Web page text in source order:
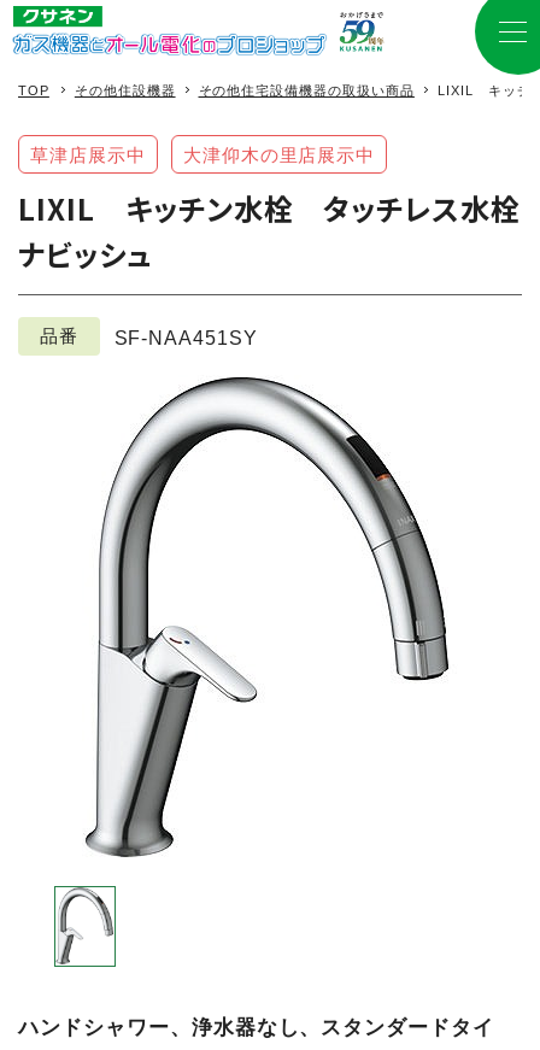
TOP その他住設機器 その他住宅設備機器の取扱い商品 LIXIL キッチ
草津店展示中 大津仰木の里店展示中
LIXIL キッチン水栓 タッチレス水栓
ナビッシュ
品番 SF-NAA451SY
ハンドシャワー、浄水器なし、スタンダードタイ